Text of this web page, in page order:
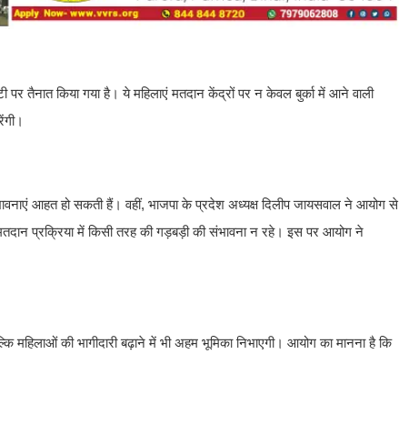
पर तैनात किया गया है। ये महिलाएं मतदान केंद्रों पर न केवल बुर्का में आने वाली
आहत हो सकती हैं। वहीं, भाजपा के प्रदेश अध्यक्ष दिलीप जायसवाल ने आयोग से
प्रक्रिया में किसी तरह की गड़बड़ी की संभावना न रहे। इस पर आयोग ने
की भागीदारी बढ़ाने में भी अहम भूमिका निभाएगी। आयोग का मानना है कि